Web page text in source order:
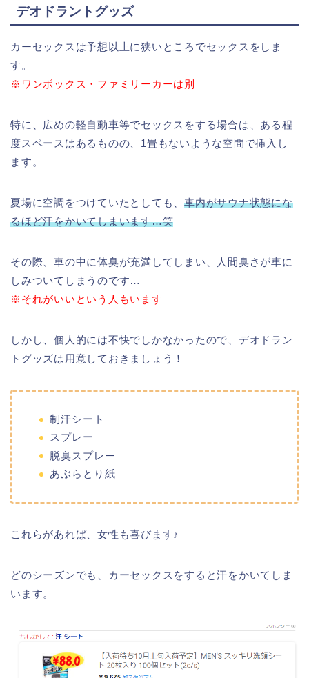
デオドラントグッズ
カーセックスは予想以上に狭いところでセックスをしま
す。
※ワンボックス・ファミリーカーは別
特に、広めの軽自動車等でセックスをする場合は、ある程
度スペースはあるものの、1畳もないような空間で挿入し
ます。
夏場に空調をつけていたとしても、車内がサウナ状態にな
るほど汗をかいてしまいます…笑
その際、車の中に体臭が充満してしまい、人間臭さが車に
しみついてしまうのです…
※それがいいという人もいます
しかし、個人的には不快でしかなかったので、デオドラン
トグッズは用意しておきましょう！
制汗シート
スプレー
脱臭スプレー
あぶらとり紙
これらがあれば、女性も喜びます♪
どのシーズンでも、カーセックスをすると汗をかいてしま
います。